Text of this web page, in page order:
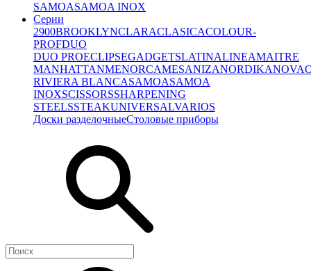
SAMOASAMOA INOX
Серии
2900BROOKLYNCLARACLASICACOLOUR-
PROFDUO
DUO PROECLIPSEGADGETSLATINALINEAMAITRE
MANHATTANMENORCAMESANIZANORDIKANOVA
RIVIERA BLANCASAMOASAMOA
INOXSCISSORSSHARPENING
STEELSSTEAKUNIVERSALVARIOS
Доски разделочныеСтоловые приборы